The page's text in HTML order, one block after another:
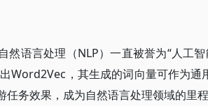
然语言处理（NLP）一直被誉为“人工
Word2Vec，其生成的词向量可作为通
务效果，成为自然语言处理领域的里